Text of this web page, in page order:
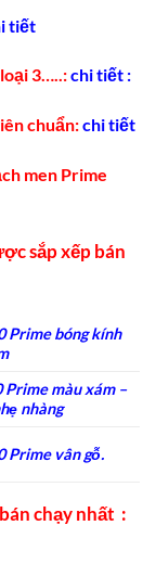
tiết
3…..:chi tiết :
chuẩn:chi tiết
men Prime
sắp xếp bán
Prime bóng kính
Prime màu xám –
nhàng
Prime vân gỗ.
chạy nhất :